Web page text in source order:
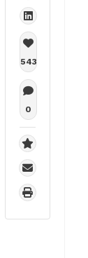
543
0